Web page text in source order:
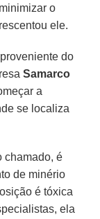
o
ele.
do
Samarco
a
se localiza
chamado, é
de minério
é tóxica
ela